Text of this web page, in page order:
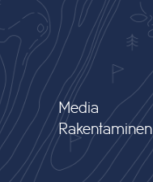
Media
Rakentaminen